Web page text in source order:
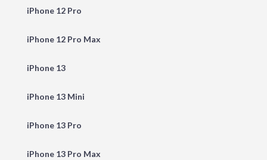
iPhone 12 Pro
iPhone 12 Pro Max
iPhone 13
iPhone 13 Mini
iPhone 13 Pro
iPhone 13 Pro Max